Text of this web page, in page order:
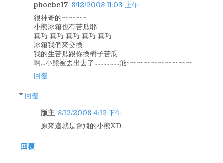
phoebe17 8/12/2008 11:03 上午
很神奇的~~~~~~~
小熊冰箱也有苦瓜耶
真巧 真巧 真巧 真巧 真巧
冰箱我們來交換
我的生苦瓜跟你換樹子苦瓜
啊...小熊被丟出去了.................飛~~~~~~~~~~~~~~~~~~~
回覆
回覆
版主 8/12/2008 4:12 下午
原來這就是會飛的小熊XD
回覆